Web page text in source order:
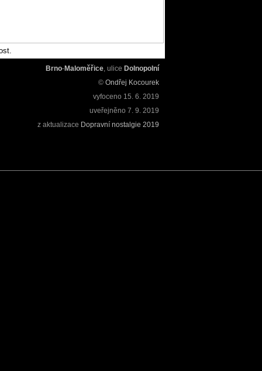
Brno-Maloměřice, ulice Dolnopolní
© Ondřej Kocourek
vyfoceno 15. 6. 2019
uveřejněno 7. 9. 2019
z aktualizace Dopravní nostalgie 2019